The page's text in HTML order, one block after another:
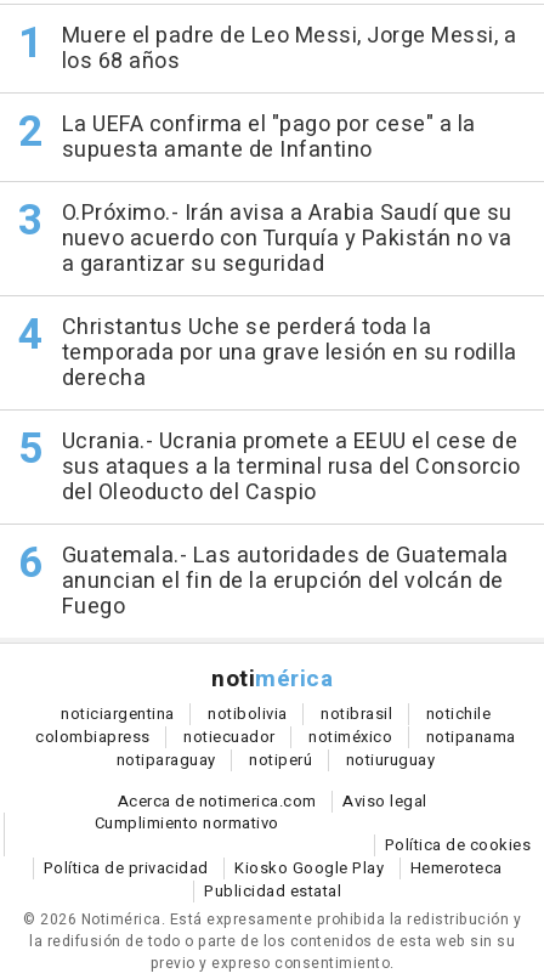
Muere el padre de Leo Messi, Jorge Messi, a
los 68 años
La UEFA confirma el "pago por cese" a la
supuesta amante de Infantino
O.Próximo.- Irán avisa a Arabia Saudí que su
nuevo acuerdo con Turquía y Pakistán no va
a garantizar su seguridad
Christantus Uche se perderá toda la
temporada por una grave lesión en su rodilla
derecha
Ucrania.- Ucrania promete a EEUU el cese de
sus ataques a la terminal rusa del Consorcio
del Oleoducto del Caspio
Guatemala.- Las autoridades de Guatemala
anuncian el fin de la erupción del volcán de
Fuego
notimérica
noticiargentina notibolivia notibrasil notichile
colombiapress notiecuador notiméxico notipanama
notiparaguay notiperú notiuruguay
Acerca de notimerica.com
Aviso legal
Cumplimiento normativo
Política de cookies
Política de privacidad
Kiosko Google Play
Hemeroteca
Publicidad estatal
© 2026 Notimérica. Está expresamente prohibida la redistribución y
la redifusión de todo o parte de los contenidos de esta web sin su
previo y expreso consentimiento.